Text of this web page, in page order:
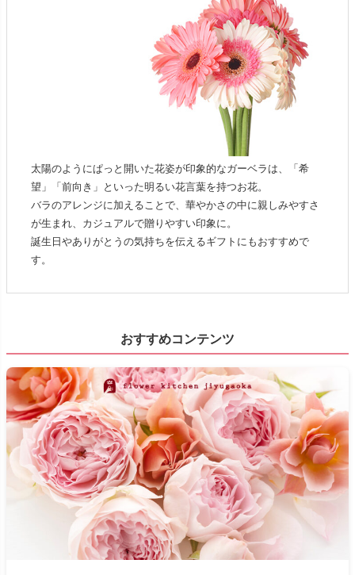
太陽のようにぱっと開いた花姿が印象的なガーベラは、「希
望」「前向き」といった明るい花言葉を持つお花。
バラのアレンジに加えることで、華やかさの中に親しみやすさ
が生まれ、カジュアルで贈りやすい印象に。
誕生日やありがとうの気持ちを伝えるギフトにもおすすめで
す。
おすすめコンテンツ